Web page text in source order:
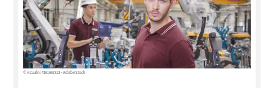
© vizualni #161667313 – Adobe Stock